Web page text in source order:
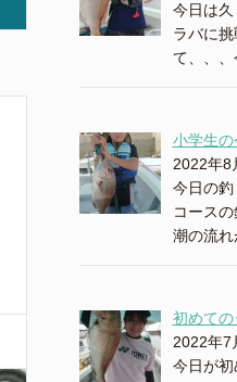
今日は
ラバに
て、、
小学生
2022年8
今日の
コース
潮の流
初めて
2022年7
今日が